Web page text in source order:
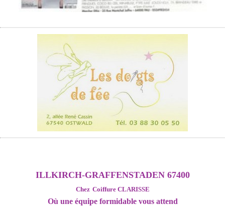
ILLKIRCH-GRAFFENSTADEN 67400
Chez Coiffure CLARISSE
Où une équipe formidable vous attend